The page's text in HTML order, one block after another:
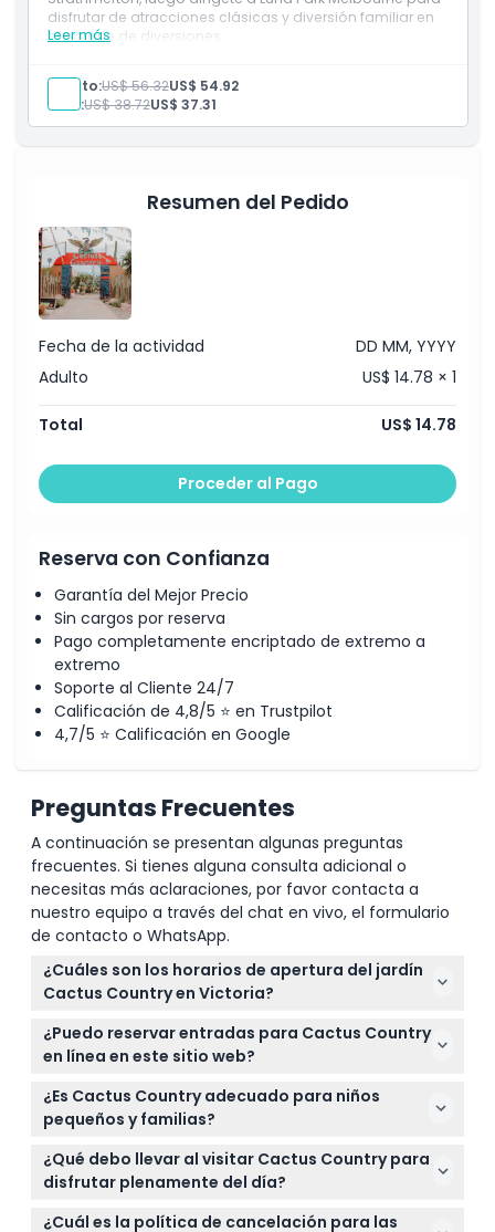
Política de Cancelación
disfrutar de atracciones clásicas y diversión familiar en
el parque de diversiones.
Leer más
Paseo por jardines de cactus y luego disfruta de las
atracciones en Luna Park.
Una divertida mezcla de naturaleza y diversión.
Adulto:US$ 56.32US$ 54.92
Niño:US$ 38.72US$ 37.31
Resumen del Pedido
Fecha de la actividad
DD MM, YYYY
Adulto
US$ 14.78 × 1
Total US$ 14.78
Proceder al Pago
Reserva con Confianza
Garantía del Mejor Precio
Sin cargos por reserva
Pago completamente encriptado de extremo a
extremo
Soporte al Cliente 24/7
Calificación de 4,8/5 ⭐ en Trustpilot
4,7/5 ⭐ Calificación en Google
Preguntas Frecuentes
A continuación se presentan algunas preguntas
frecuentes. Si tienes alguna consulta adicional o
necesitas más aclaraciones, por favor contacta a
nuestro equipo a través del chat en vivo, el formulario
de contacto o WhatsApp.
¿Cuáles son los horarios de apertura del jardín
Cactus Country en Victoria?
Cactus Country está abierto de miércoles a
domingo de 10:00 a.m. a 5:00 p.m. y está cerrado el
por favor confirme al momento de la reserva).
¿Puedo reservar entradas para Cactus Country
en línea en este sitio web?
Sí, puede reservar cómodamente sus entradas
para Cactus Country en línea aquí mismo,
asegurando su visita con anticipación.
¿Es Cactus Country adecuado para niños
pequeños y familias?
Se reciben niños de 5 a 15 años y reciben una
actividad de jardín con su entrada, mientras que
los bebés menores de 4 años entran gratis. Sin
embargo, los niños muy pequeños, mujeres
¿Qué debo llevar al visitar Cactus Country para
disfrutar plenamente del día?
Lleve zapatos cómodos para caminar, protección
¿Cuál es la política de cancelación para las